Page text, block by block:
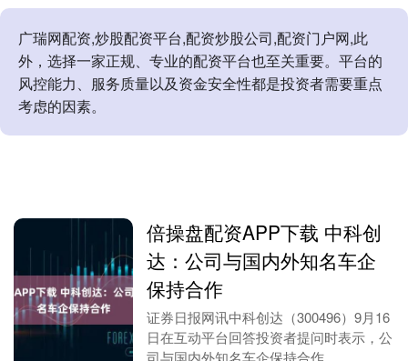
广瑞网配资,炒股配资平台,配资炒股公司,配资门户网,此
外，选择一家正规、专业的配资平台也至关重要。平台的
风控能力、服务质量以及资金安全性都是投资者需要重点
考虑的因素。
倍操盘配资APP下载 中科创
达：公司与国内外知名车企
保持合作
证券日报网讯中科创达（300496）9月16
日在互动平台回答投资者提问时表示，公